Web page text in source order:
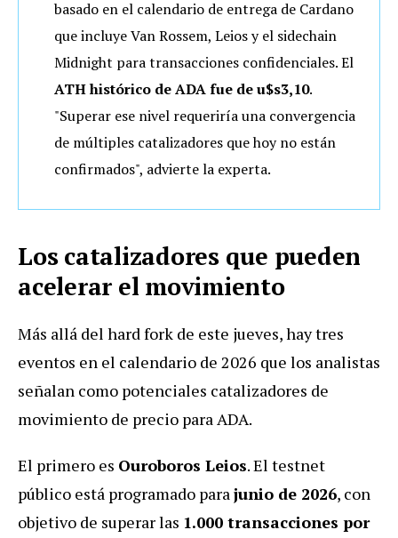
basado en el calendario de entrega de Cardano
que incluye Van Rossem, Leios y el sidechain
Midnight para transacciones confidenciales. El
ATH histórico de ADA fue de u$s3,10.
"Superar ese nivel requeriría una convergencia
de múltiples catalizadores que hoy no están
confirmados", advierte la experta.
Los catalizadores que pueden
acelerar el movimiento
Más allá del hard fork de este jueves, hay tres
eventos en el calendario de 2026 que los analistas
señalan como potenciales catalizadores de
movimiento de precio para ADA.
El primero es Ouroboros Leios. El testnet
público está programado parajunio de 2026, con
objetivo de superar las 1.000 transacciones por